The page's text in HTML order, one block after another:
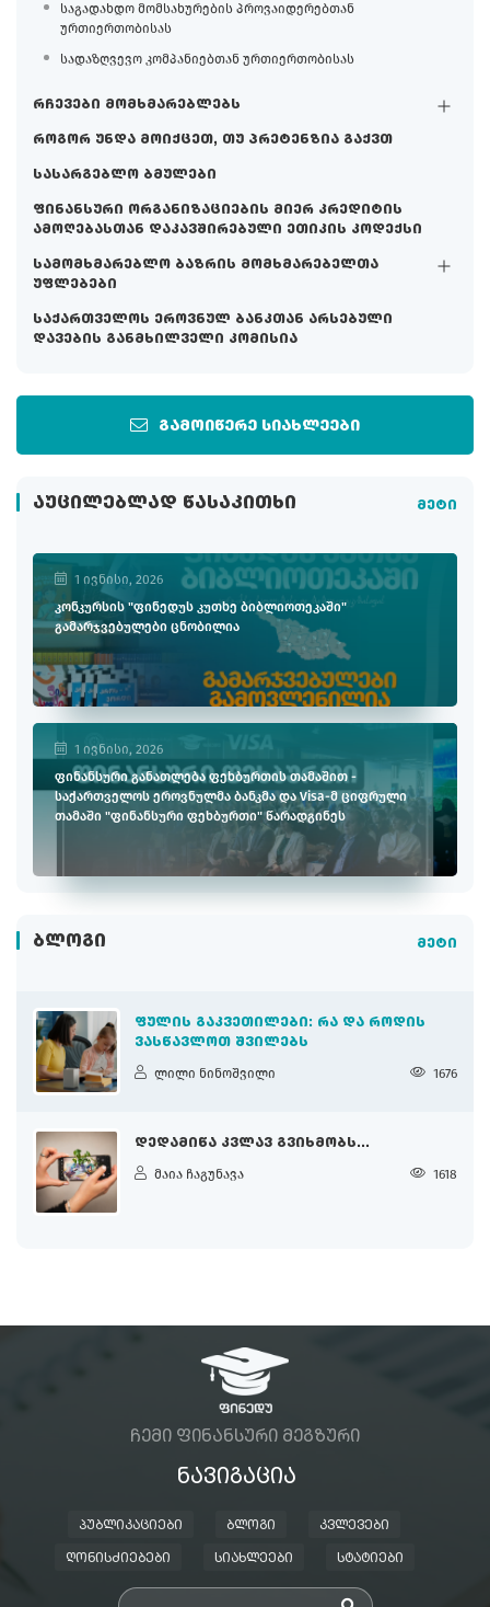
საგადახდო მომსახურების პროვაიდერებთან
ურთიერთობისას
სადაზღვევო კომპანიებთან ურთიერთობისას
რჩევები მომხმარებლებს
როგორ უნდა მოიქცეთ, თუ პრეტენზია გაქვთ
სასარგებლო ბმულები
ფინანსური ორგანიზაციების მიერ კრედიტის
ამოღებასთან დაკავშირებული ეთიკის კოდექსი
სამომხმარებლო ბაზრის მომხმარებელთა
უფლებები
საქართველოს ეროვნულ ბანკთან არსებული
დავების განმხილველი კომისია
გამოიწერე სიახლეები
ᲐᲣᲪᲘᲚᲔᲑᲚᲐᲓ ᲬᲐᲡᲐᲙᲘᲗᲮᲘ მეტი
1 ივნისი, 2026
კონკურსის "ფინედუს კუთხე ბიბლიოთეკაში"
გამარჯვებულები ცნობილია
1 ივნისი, 2026
ფინანსური განათლება ფეხბურთის თამაშით -
საქართველოს ეროვნულმა ბანკმა და Visa-მ ციფრული
თამაში "ფინანსური ფეხბურთი" წარადგინეს
ᲑᲚᲝᲒᲘ მეტი
ᲤᲣᲚᲘᲡ ᲒᲐᲙᲕᲔᲗᲘᲚᲔᲑᲘ: ᲠᲐ ᲓᲐ ᲠᲝᲓᲘᲡ
ᲕᲐᲡᲬᲐᲕᲚᲝᲗ ᲨᲕᲘᲚᲔᲑᲡ
ლილი ნინოშვილი 1676
ᲓᲔᲓᲐᲛᲘᲬᲐ ᲙᲕᲚᲐᲕ ᲒᲕᲘᲮᲛᲝᲑᲡ...
მაია ჩაგუნავა 1618
ᲩᲔᲛᲘ ᲤᲘᲜᲐᲜᲡᲣᲠᲘ ᲛᲔᲒᲖᲣᲠᲘ
ᲜᲐᲕᲘᲒᲐᲪᲘᲐ
ᲞᲣᲑᲚᲘᲙᲐᲪᲘᲔᲑᲘ ᲑᲚᲝᲒᲘ ᲙᲕᲚᲔᲕᲔᲑᲘ
ᲦᲝᲜᲘᲡᲫᲘᲔᲑᲔᲑᲘ ᲡᲘᲐᲮᲚᲔᲔᲑᲘ ᲡᲢᲐᲢᲘᲔᲑᲘ